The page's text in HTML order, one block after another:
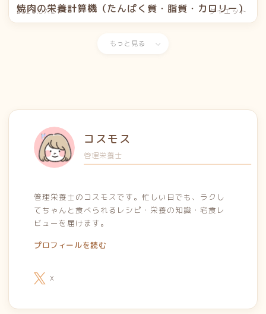
焼肉の栄養計算機（たんぱく質・脂質・カロリー）
2026.07.21 ダイエット
もっと見る
コスモス
管理栄養士
管理栄養士のコスモスです。忙しい日でも、ラクし
てちゃんと食べられるレシピ・栄養の知識・宅食レ
ビューを届けます。
プロフィールを読む
X